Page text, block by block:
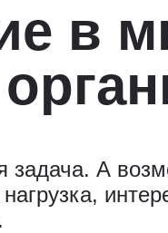
в
А